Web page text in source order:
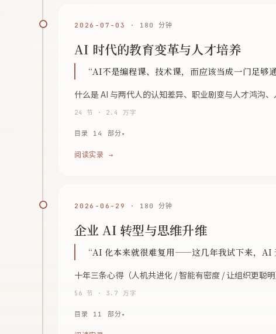
2026-07-03 · 180 分钟
AI 时代的教育变革与人才培养
“AI不是编程课、技术课，而应该当成一门足
什么是 AI 与两代人的认知差异、职业剧变与人才鸿沟
24 节 · 2.4 万字
目录 14 部分
阅读实录 →
2026-06-29 · 180 分钟
企业 AI 转型与思维升维
“AI 化本来就很难复用——这几年我试下来，AI
十年三条心得（人机共进化 / 智能有密度 / 让组织更聪
56 节 · 3.7 万字
目录 11 部分